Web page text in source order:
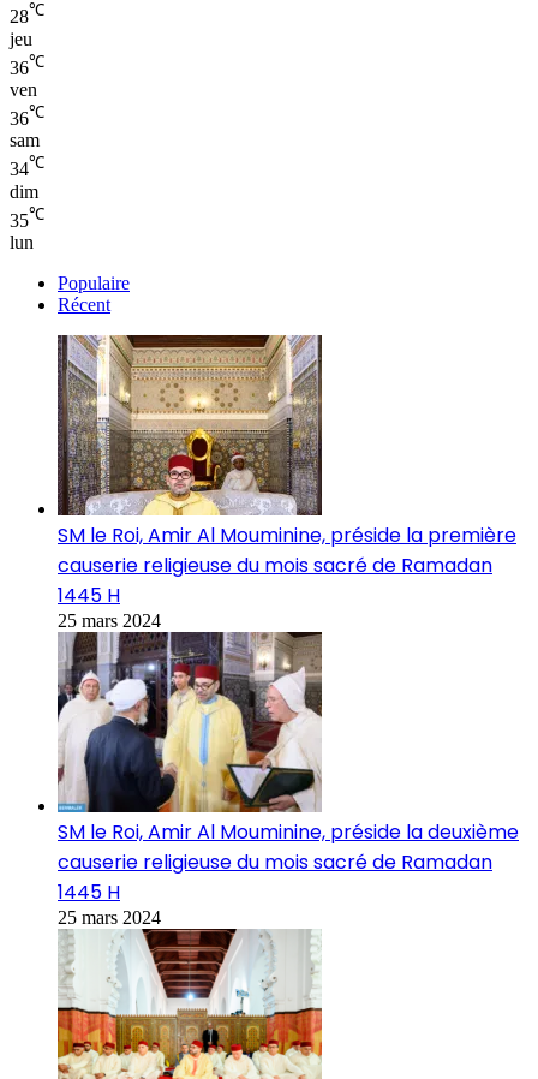
28℃
jeu
36℃
ven
36℃
sam
34℃
dim
35℃
lun
Populaire
Récent
SM le Roi, Amir Al Mouminine, préside la première
causerie religieuse du mois sacré de Ramadan
1445 H
25 mars 2024
SM le Roi, Amir Al Mouminine, préside la deuxième
causerie religieuse du mois sacré de Ramadan
1445 H
25 mars 2024